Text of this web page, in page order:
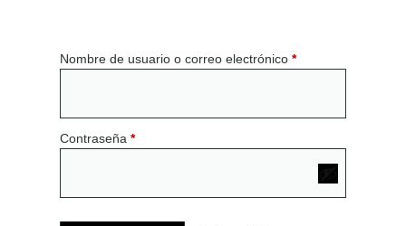
Nombre de usuario o correo electrónico *
Contraseña *